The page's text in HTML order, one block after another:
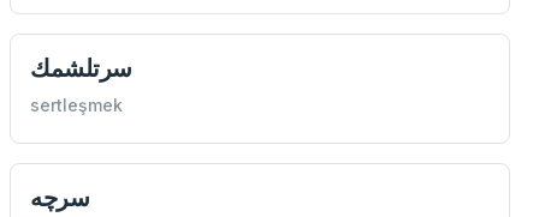
سرتلشمك
sertleşmek
سرچه